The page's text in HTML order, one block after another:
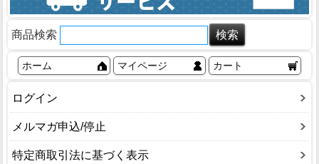
商品検索
ホーム マイページ カート
ログイン
メルマガ申込/停止
特定商取引法に基づく表示